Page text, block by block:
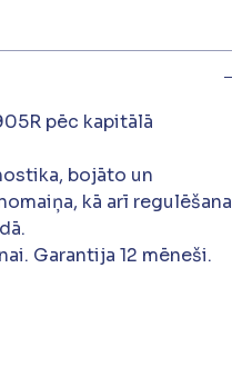
pēc kapitālā
bojāto un
kā arī regulēšana
Garantija 12 mēneši.